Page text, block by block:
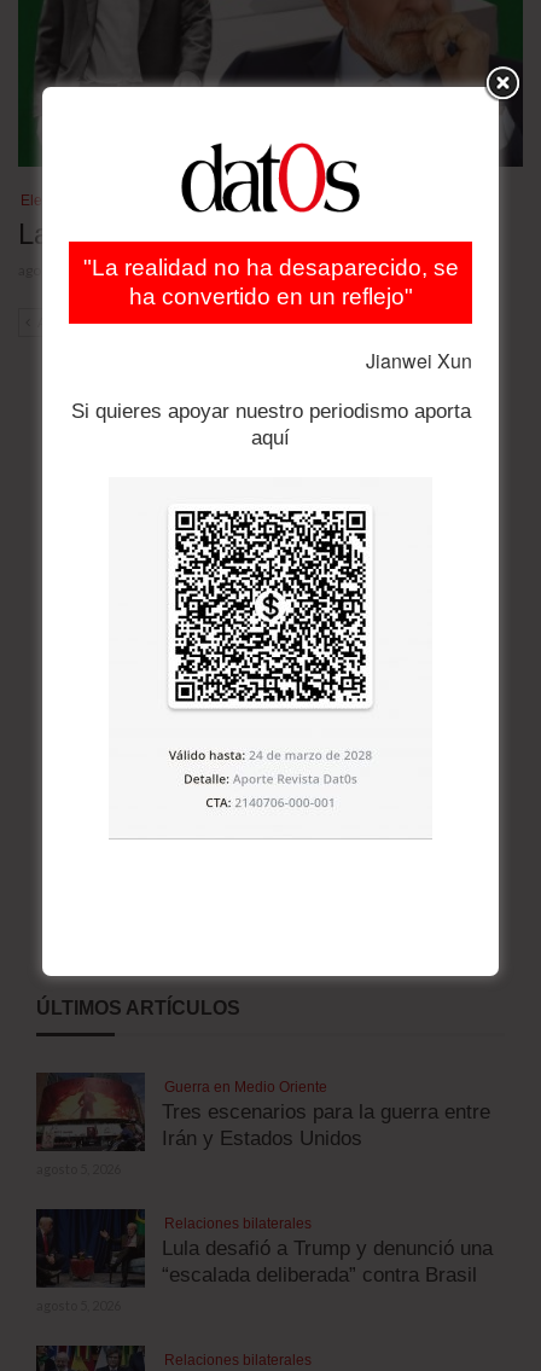
Elecciones Brasil 2026
Las nuevas encuestas
agosto 4, 2026
SIG
ÚLTIMOS ARTÍCULOS
Guerra en Medio Oriente
Tres escenarios para la guerra entre
Irán y Estados Unidos
Relaciones bilaterales
Lula desafió a Trump y denunció una
“escalada deliberada” contra Brasil
Relaciones bilaterales
"La realidad no ha desaparecido, se
ha convertido en un reflejo"
Jianwei Xun
Si quieres apoyar nuestro periodismo aporta
aquí